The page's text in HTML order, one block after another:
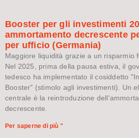
Booster per gli investimenti
ammortamento decrescente
per ufficio (Germania)
Maggiore liquidità grazie a un risparmio
Nel 2025, prima della pausa estiva, il
tedesco ha implementato il cosiddetto
Booster" (stimolo agli investimenti). Un
centrale è la reintroduzione
decrescente.
Per saperne di più "